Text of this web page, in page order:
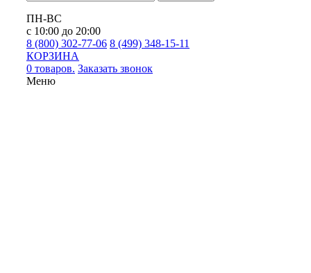
ПН-ВС
с 10:00 до 20:00
8 (800) 302-77-06 8 (499) 348-15-11
КОРЗИНА
0 товаров. Заказать звонок
Меню